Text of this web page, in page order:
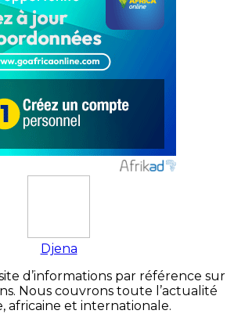
Djena
d’informations par référence sur
Nous couvrons toute l’actualité
africaine et internationale.